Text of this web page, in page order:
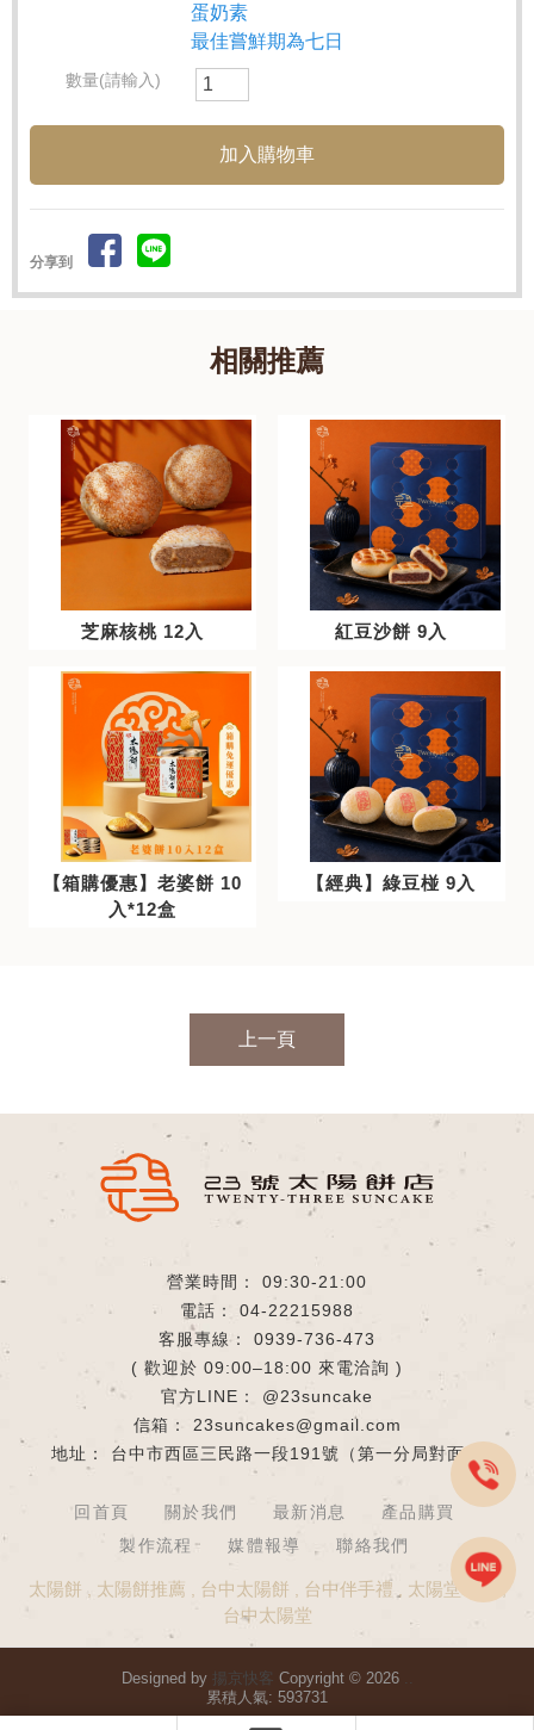
蛋奶素
最佳嘗鮮期為七日
數量(請輸入)
分享到
芝麻核桃 12入 紅豆沙餅 9入
【箱購優惠】老婆餅 10
入*12盒
【經典】綠豆椪 9入
上一頁
09:30-21:00
04-22215988
0939-736-473
( 歡迎於 09:00–18:00 來電洽詢 )
@23suncake
23suncakes@gmail.com
台中市西區三民路一段191號
回首頁 關於我們 最新消息
產品購買
製作流程
媒體報導 聯絡我們
太陽餅 太陽餅推薦 台中太陽餅 台中伴手禮
太陽堂老店
台中太陽堂
Designed by 揚京快客 Copyright © 2026 ..
累積人氣: 593731